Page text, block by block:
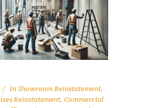
InShowroom Reinstatement,
Reinstatement, Commercial